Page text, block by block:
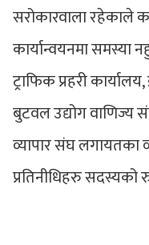
सरोकारवाला रहेकाले
कार्यान्वयनमा समस्या
ट्राफिक प्रहरी
बुटवल उद्योग वाणिज्य
व्यापार संघ
प्रतिनीधिहरु सदस्यको